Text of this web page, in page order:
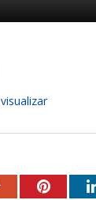
Google+